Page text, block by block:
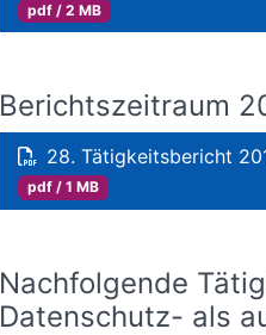
pdf / 2 MB
Berichtszeitraum
28. Tätigkeitsbericht
pdf / 1 MB
Nachfolgende
Datenschutz- als